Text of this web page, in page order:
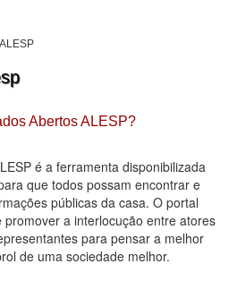
Abertos
Abertos ALESP?
é a ferramenta disponibilizada
que todos possam encontrar e
públicas da casa. O portal
a interlocução entre atores
para pensar a melhor
de uma sociedade melhor.